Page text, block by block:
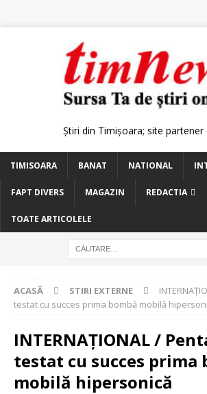
Știri din Timișoara; site partener
TIMISOARA BANAT NATIONAL
FAPT DIVERS MAGAZIN REDACTIA
TOATE ARTICOLELE
ACASĂ STIRI EXTERNE
testat cu succes prima bombă mobilă
INTERNAŢIONAL /
testat cu succes prima
mobilă hipersonică